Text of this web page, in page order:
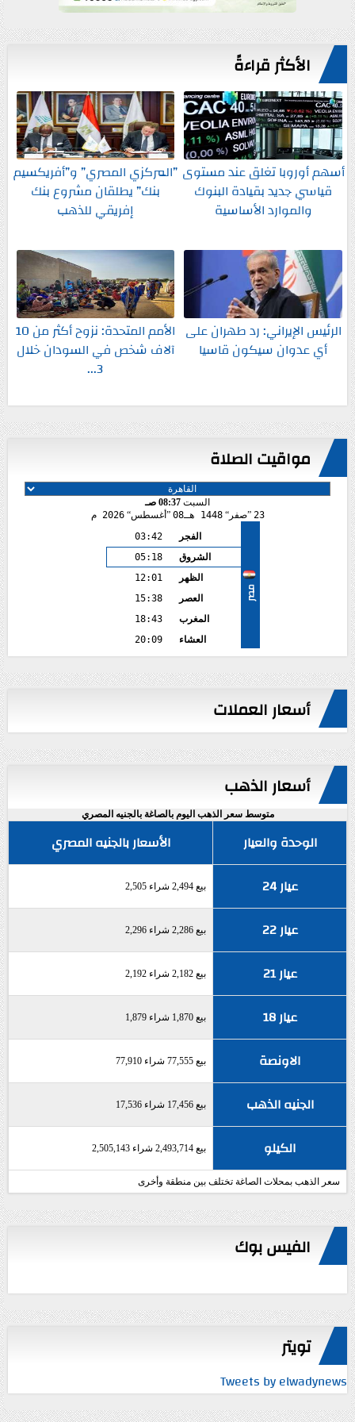
الأكثر قراءةً
أسهم أوروبا تغلق عند مستوى
قياسي جديد بقيادة البنوك
والموارد الأساسية
”المركزي المصري” و”أفريكسيم
بنك” يطلقان مشروع بنك
إفريقي للذهب
الرئيس الإيراني: رد طهران على
أي عدوان سيكون قاسيا
الأمم المتحدة: نزوح أكثر من 10
آلاف شخص في السودان خلال
3...
مواقيت الصلاة
السبت 08:37 صـ
23
صفر 1448 هـ 08 أغسطس 2026 م
مصر
الفجر
03:42
الشروق
05:18
الظهر
12:01
العصر
15:38
المغرب
18:43
العشاء
20:09
أسعار العملات
أسعار الذهب
متوسط سعر الذهب اليوم بالصاغة بالجنيه المصري
الوحدة والعيار
الأسعار بالجنيه المصري
عيار 24
بيع 2,494 شراء 2,505
عيار 22 بيع 2,286 شراء 2,296
عيار 21 بيع 2,182 شراء 2,192
عيار 18 بيع 1,870 شراء 1,879
الاونصة بيع 77,555 شراء 77,910
الجنيه الذهب بيع 17,456 شراء 17,536
الكيلو بيع 2,493,714 شراء 2,505,143
سعر الذهب بمحلات الصاغة تختلف بين منطقة وأخرى
الفيس بوك
تويتر
Tweets by elwadynews